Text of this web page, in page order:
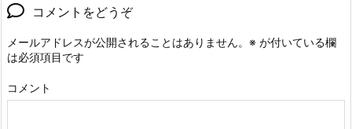
コメントをどうぞ
メールアドレスが公開されることはありません。 ※ が付いている欄
は必須項目です
コメント